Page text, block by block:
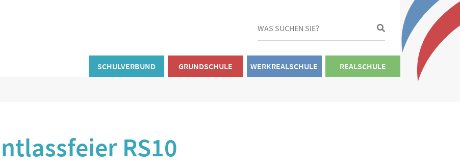
SCHULVERBUND GRUNDSCHULE WERKREALSCHULE REALSCHULE
RS10